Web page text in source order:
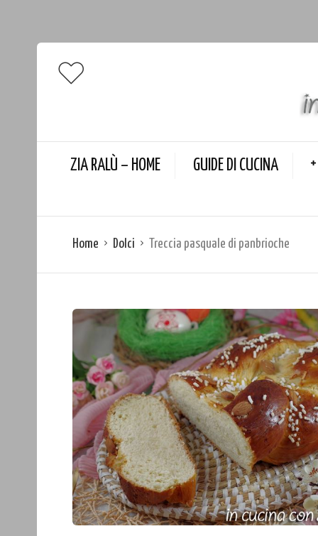
ZIA RALÙ – HOME GUIDE DI CUCINA
Home Dolci Treccia pasquale di panbrioche